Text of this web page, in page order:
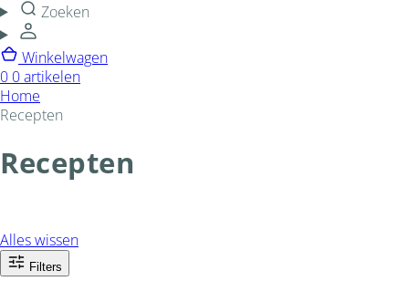
Zoeken
Winkelwagen
0 0 artikelen
Home
Recepten
Recepten
Alles wissen
Filters